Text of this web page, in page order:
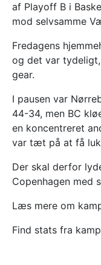
af Playoff B i
mod selvsamme
Fredagens
og det var
gear.
I pausen var
44-34, men BC
en koncentreret
var tæt på at få
Der skal derfor
Copenhagen med
Læs mere om
Find stats fra